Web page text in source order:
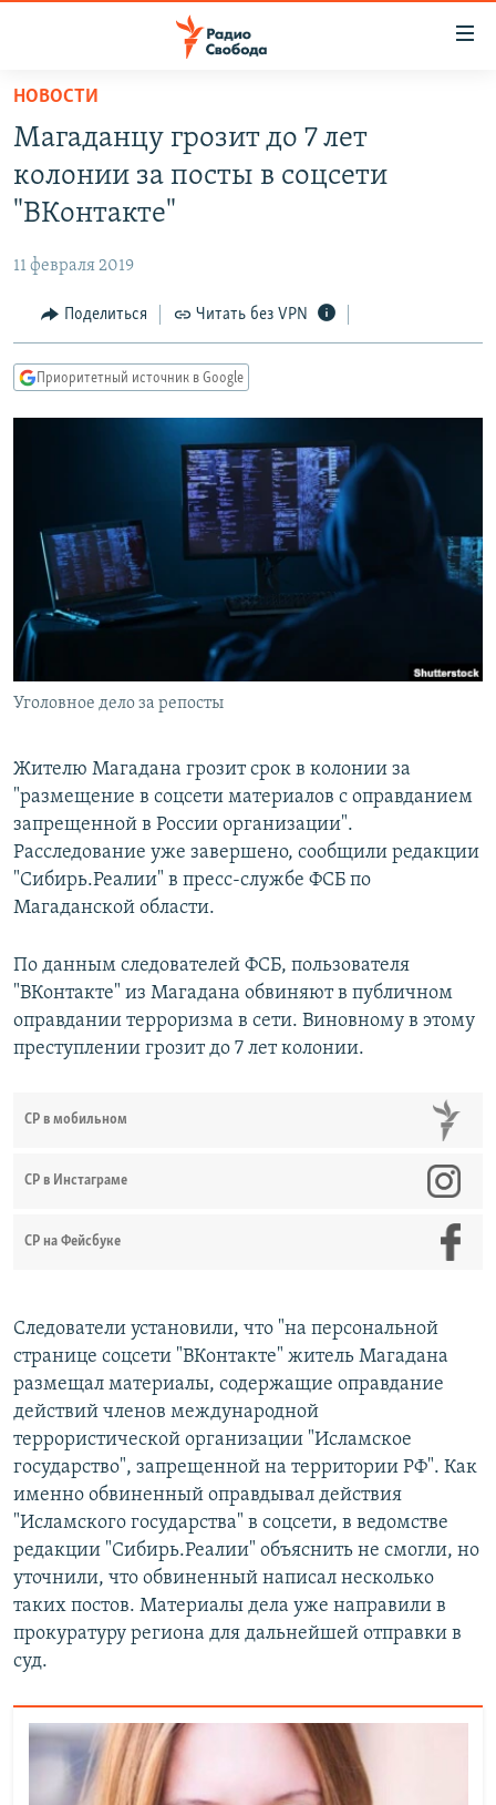
упрощенного
доступа
основному
Вернутся
Вернутся
ПОДКАСТЫ
АВТОРСКИЕ ПРОЕКТЫ
МНЕНИЯ
КУЛЬТУРА
КАВКАЗ.РЕАЛИИ
РАСПИСАНИЕ ВЕЩАНИЯ
ПОДПИШИТЕСЬ НА РАССЫЛКУ
СОЦИАЛЬНЫЕ СЕТИ
Все сайты РСЕ/РС
НОВОСТИ
Магаданцу грозит до 7 лет
колонии за посты в соцсети
"ВКонтакте"
11 февраля 2019
Поделиться Читать без VPN
Приоритетный источник в Google
Уголовное дело за репосты
Жителю Магадана грозит срок в колонии за
"размещение в соцсети материалов с оправданием
запрещенной в России организации".
Расследование уже завершено, сообщили редакции
"Сибирь.Реалии" в пресс-службе ФСБ по
Магаданской области.
По данным следователей ФСБ, пользователя
"ВКонтакте" из Магадана обвиняют в публичном
оправдании терроризма в сети. Виновному в этому
преступлении грозит до 7 лет колонии.
СР в мобильном
СР в Инстаграме
СР на Фейсбуке
Следователи установили, что "на персональной
странице соцсети "ВКонтакте" житель Магадана
размещал материалы, содержащие оправдание
действий членов международной
террористической организации "Исламское
государство", запрещенной на территории РФ". Как
именно обвиненный оправдывал действия
"Исламского государства" в соцсети, в ведомстве
редакции "Сибирь.Реалии" объяснить не смогли, но
уточнили, что обвиненный написал несколько
таких постов. Материалы дела уже направили в
прокуратуру региона для дальнейшей отправки в
суд.